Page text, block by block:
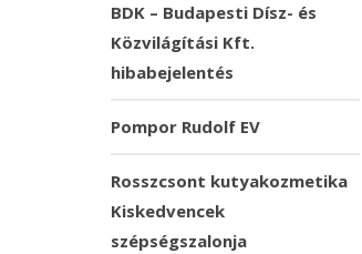
BDK – Budapesti Dísz- és
Közvilágítási Kft.
hibabejelentés
Pompor Rudolf EV
Rosszcsont kutyakozmetika
Kiskedvencek
szépségszalonja